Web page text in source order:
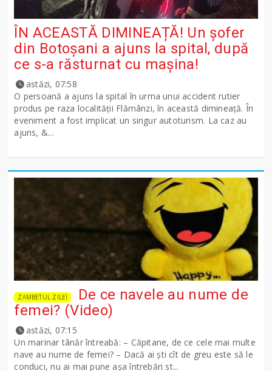
ÎN ACEASTĂ DIMINEAȚĂ! Un șofer
din Botoșani a ajuns la spital, după
ce s-a răsturnat cu mașina!
astăzi, 07:58
O persoană a ajuns la spital în urma unui accident rutier
produs pe raza localității Flămânzi, în această dimineață. În
eveniment a fost implicat un singur autoturism. La caz au
ajuns, &...
ZAMBETUL ZILEI
De ce navele au nume de
femei? (Video)
astăzi, 07:15
Un marinar tânăr întreabă: – Căpitane, de ce cele mai multe
nave au nume de femei? – Dacă ai şti cît de greu este să le
conduci, nu ai mai pune așa întrebări st...